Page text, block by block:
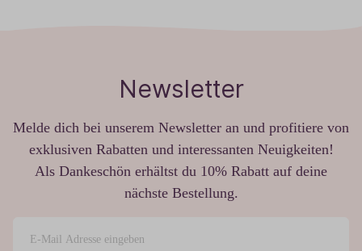
Newsletter
Melde dich bei unserem Newsletter an und profitiere von
exklusiven Rabatten und interessanten Neuigkeiten!
Als Dankeschön erhältst du 10% Rabatt auf deine
nächste Bestellung.